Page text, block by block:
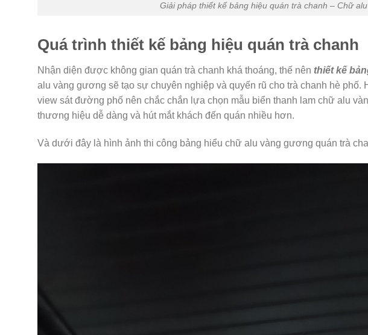
Giải pháp thiết kế bảng hiệu quán trà chanh – Chữ
Quá trình thiết kế bảng hiệu quán trà chanh
Nhận diện được không gian quán trà chanh khá thoáng, thế nên thiết kế
alu vàng gương sẽ tạo sự chuyên nghiệp và quyến rũ cho trà chanh hè
view sát đường phố nên chắc chắn lựa chọn mẫu biển thanh lam chữ alu
thương hiệu dễ dàng và hút mắt khách đến quán nhiều hơn.
Và dưới đây là hình ảnh thi công bảng hiểu chữ alu vàng gương quán trà